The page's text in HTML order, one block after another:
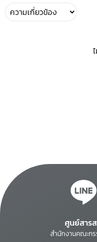
ศูนย์สาร
สำนักงานคณะก